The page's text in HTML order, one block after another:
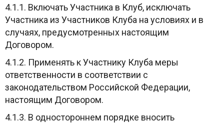
4.1.1. Включать Участника в Клуб, исключать
Участника из Участников Клуба на условиях и в
случаях, предусмотренных настоящим
Договором.
4.1.2. Применять к Участнику Клуба меры
ответственности в соответствии с
законодательством Российской Федерации,
настоящим Договором.
4.1.3. В одностороннем порядке вносить